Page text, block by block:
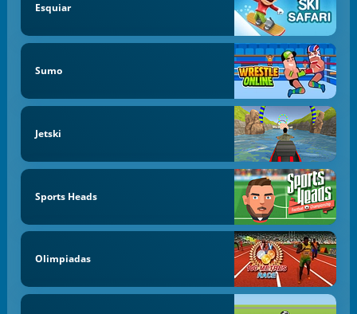
Esquiar
Sumo
Jetski
Sports Heads
Olimpiadas